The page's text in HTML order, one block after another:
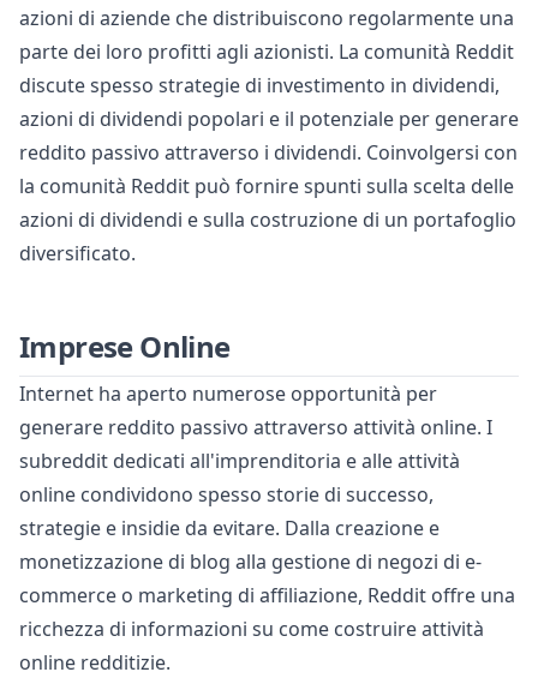
azioni di aziende che distribuiscono regolarmente una
parte dei loro profitti agli azionisti. La comunità Reddit
discute spesso strategie di investimento in dividendi,
azioni di dividendi popolari e il potenziale per generare
reddito passivo attraverso i dividendi. Coinvolgersi con
la comunità Reddit può fornire spunti sulla scelta delle
azioni di dividendi e sulla costruzione di un portafoglio
diversificato.
Imprese Online
Internet ha aperto numerose opportunità per
generare reddito passivo attraverso attività online. I
subreddit dedicati all'imprenditoria e alle attività
online condividono spesso storie di successo,
strategie e insidie da evitare. Dalla creazione e
monetizzazione di blog alla gestione di negozi di e-
commerce o marketing di affiliazione, Reddit offre una
ricchezza di informazioni su come costruire attività
online redditizie.